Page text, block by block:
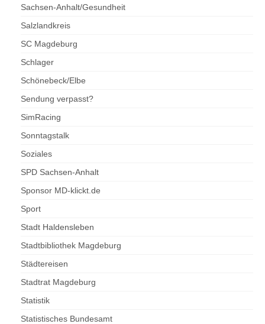
Sachsen-Anhalt/Gesundheit
Salzlandkreis
SC Magdeburg
Schlager
Schönebeck/Elbe
Sendung verpasst?
SimRacing
Sonntagstalk
Soziales
SPD Sachsen-Anhalt
Sponsor MD-klickt.de
Sport
Stadt Haldensleben
Stadtbibliothek Magdeburg
Städtereisen
Stadtrat Magdeburg
Statistik
Statistisches Bundesamt